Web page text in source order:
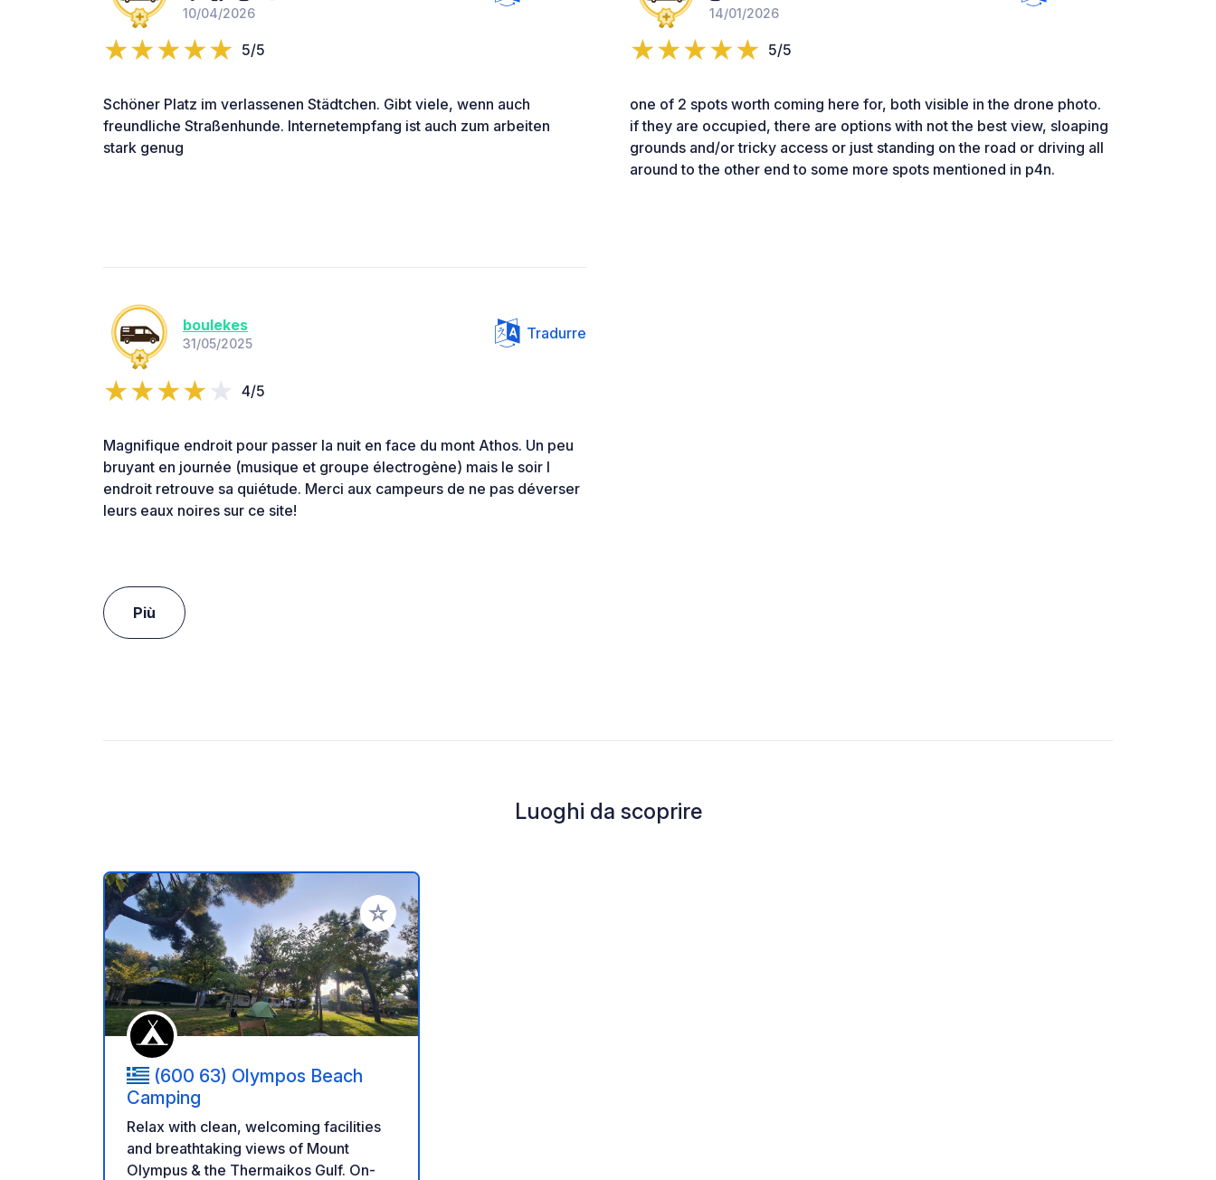
10/04/2026
5/5
Schöner Platz im verlassenen Städtchen. Gibt viele, wenn auch
freundliche Straßenhunde. Internetempfang ist auch zum arbeiten
stark genug
14/01/2026
5/5
one of 2 spots worth coming here for, both visible in the drone photo.
if they are occupied, there are options with not the best view, sloaping
grounds and/or tricky access or just standing on the road or driving all
around to the other end to some more spots mentioned in p4n.
boulekes
31/05/2025
Tradurre
4/5
Magnifique endroit pour passer la nuit en face du mont Athos. Un peu
bruyant en journée (musique et groupe électrogène) mais le soir l
endroit retrouve sa quiétude. Merci aux campeurs de ne pas déverser
leurs eaux noires sur ce site!
Più
Luoghi da scoprire
Aggiungi ai tuoi preferiti
(600 63) Olympos Beach
Camping
Relax with clean, welcoming facilities
and breathtaking views of Mount
Olympus & the Thermaikos Gulf. On-